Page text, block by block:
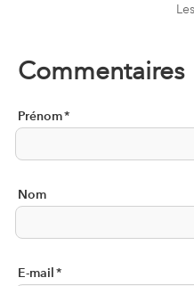
Commentaires
Prénom*
Nom
E-mail *